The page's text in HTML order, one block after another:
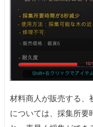
材料商人が販売する、
については、採集所要